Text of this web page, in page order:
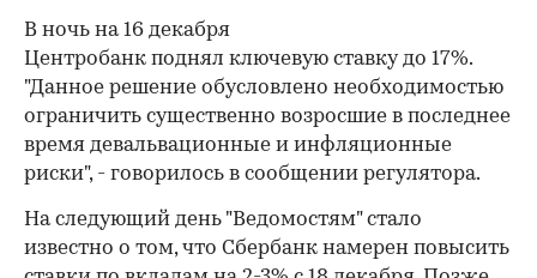
В ночь на 16 декабря
Центробанк поднял ключевую ставку до 17%.
"Данное решение обусловлено необходимостью
ограничить существенно возросшие в последнее
время девальвационные и инфляционные
риски", - говорилось в сообщении регулятора.
На следующий день "Ведомостям" стало
известно о том, что Сбербанк намерен повысить